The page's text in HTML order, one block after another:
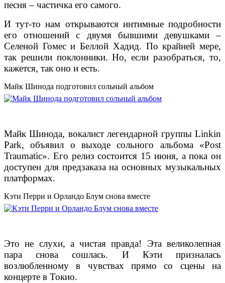
песня – частичка его самого.
И тут-то нам открываются интимные подробности
его отношений с двумя бывшими девушками –
Селеной Гомес и Беллой Хадид. По крайней мере,
так решили поклонники. Но, если разобраться, то,
кажется, так оно и есть.
Майк Шинода подготовил сольный альбом
Майк Шинода, вокалист легендарной группы Linkin
Park, объявил о выходе сольного альбома «Post
Traumatic». Его релиз состоится 15 июня, а пока он
доступен для предзаказа на основных музыкальных
платформах.
Кэти Перри и Орландо Блум снова вместе
Это не слухи, а чистая правда! Эта великолепная
пара снова сошлась. И Кэти призналась
возлюбленному в чувствах прямо со сцены на
концерте в Токио.